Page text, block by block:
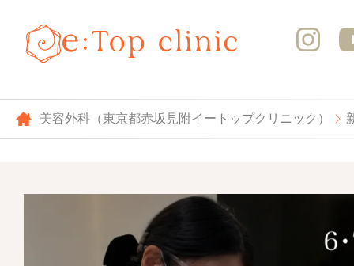
美容外科（東京都赤坂見附イートップクリニック）